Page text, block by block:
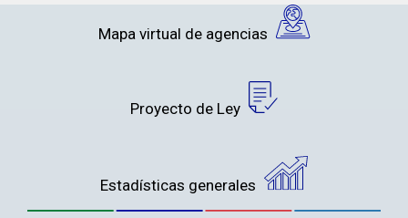
Mapa virtual de agencias
Proyecto de Ley
Estadísticas generales